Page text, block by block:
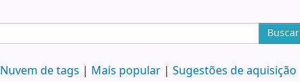
Buscar
Nuvem de tags Mais popular Sugestões de aquisição